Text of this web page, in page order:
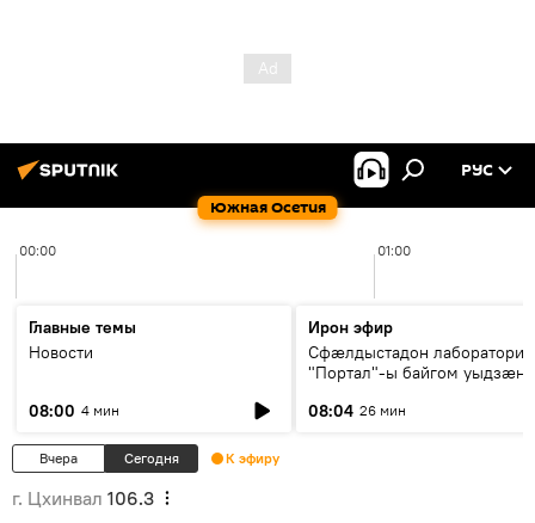
Южная Осетия
РУС
00:00 01:00
Главные темы
Новости
08:00 4 мин
Ирон эфир
Сфæлдыстадон лаборатори
"Портал"-ы байгом уыдзæн
Æхсары куыстыты равдыст
08:04 26 мин
Вчера Сегодня К эфиру
г. Цхинвал 106.3